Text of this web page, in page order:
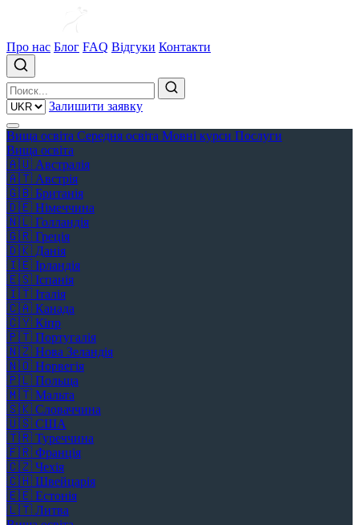
Про нас Блог FAQ Відгуки Контакти
Залишити заявку
Вища освіта Середня освіта Мовні курси Послуги
Вища освіта
🇦🇺 Австралія
🇦🇹 Австрія
🇬🇧 Британія
🇩🇪 Німеччина
🇳🇱 Голландія
🇬🇷 Греція
🇩🇰 Данія
🇮🇪 Ірландія
🇪🇸 Іспанія
🇮🇹 Італія
🇨🇦 Канада
🇨🇾 Кіпр
🇵🇹 Португалія
🇳🇿 Нова Зеландія
🇳🇴 Норвегія
🇵🇱 Польща
🇲🇹 Мальта
🇸🇰 Словаччина
🇺🇸 США
🇹🇷 Туреччина
🇫🇷 Франція
🇨🇿 Чехія
🇨🇭 Швейцарія
🇪🇪 Естонія
🇱🇹 Литва